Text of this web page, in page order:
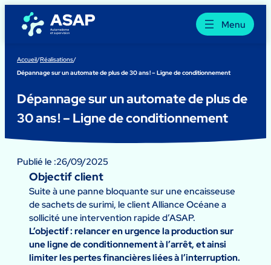
contenu
Menu
Accueil/Réalisations/
Dépannage sur un automate de plus de 30 ans ! – Ligne de conditionnement
Dépannage sur un automate de plus de
30 ans ! – Ligne de conditionnement
Publié le :26/09/2025
Objectif client
Suite à une panne bloquante sur une encaisseuse
de sachets de surimi, le client Alliance Océane a
sollicité une intervention rapide d’ASAP.
L’objectif : relancer en urgence la production sur
une ligne de conditionnement à l’arrêt, et ainsi
limiter les pertes financières liées à l’interruption.